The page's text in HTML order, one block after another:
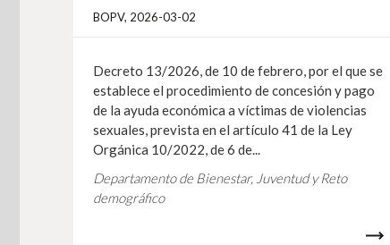
BOPV, 2026-03-02
Decreto 13/2026, de 10 de febrero, por el que se
establece el procedimiento de concesión y pago
de la ayuda económica a víctimas de violencias
sexuales, prevista en el artículo 41 de la Ley
Orgánica 10/2022, de 6 de...
Departamento de Bienestar, Juventud y Reto
demográfico